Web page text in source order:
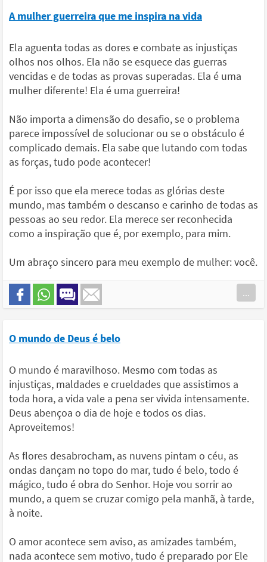
A mulher guerreira que me inspira na vida
Ela aguenta todas as dores e combate as injustiças
olhos nos olhos. Ela não se esquece das guerras
vencidas e de todas as provas superadas. Ela é uma
mulher diferente! Ela é uma guerreira!
Não importa a dimensão do desafio, se o problema
parece impossível de solucionar ou se o obstáculo é
complicado demais. Ela sabe que lutando com todas
as forças, tudo pode acontecer!
É por isso que ela merece todas as glórias deste
mundo, mas também o descanso e carinho de todas as
pessoas ao seu redor. Ela merece ser reconhecida
como a inspiração que é, por exemplo, para mim.
Um abraço sincero para meu exemplo de mulher: você.
...
O mundo de Deus é belo
O mundo é maravilhoso. Mesmo com todas as
injustiças, maldades e crueldades que assistimos a
toda hora, a vida vale a pena ser vivida intensamente.
Deus abençoa o dia de hoje e todos os dias.
Aproveitemos!
As flores desabrocham, as nuvens pintam o céu, as
ondas dançam no topo do mar, tudo é belo, todo é
mágico, tudo é obra do Senhor. Hoje vou sorrir ao
mundo, a quem se cruzar comigo pela manhã, à tarde,
à noite.
O amor acontece sem aviso, as amizades também,
nada acontece sem motivo, tudo é preparado por Ele